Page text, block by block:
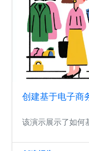
创建基于电子商
该演示展示了如何